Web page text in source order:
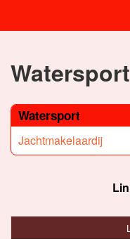
Watersport
Watersport
Jachtmakelaardij